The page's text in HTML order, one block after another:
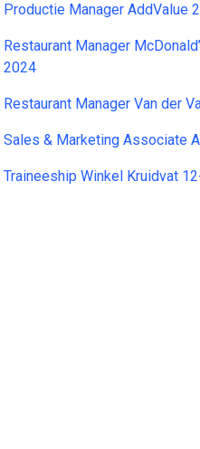
Productie Manager AddValue
Restaurant Manager
2024
Restaurant Manager Van der
Sales & Marketing Associate
Traineeship Winkel Kruidvat